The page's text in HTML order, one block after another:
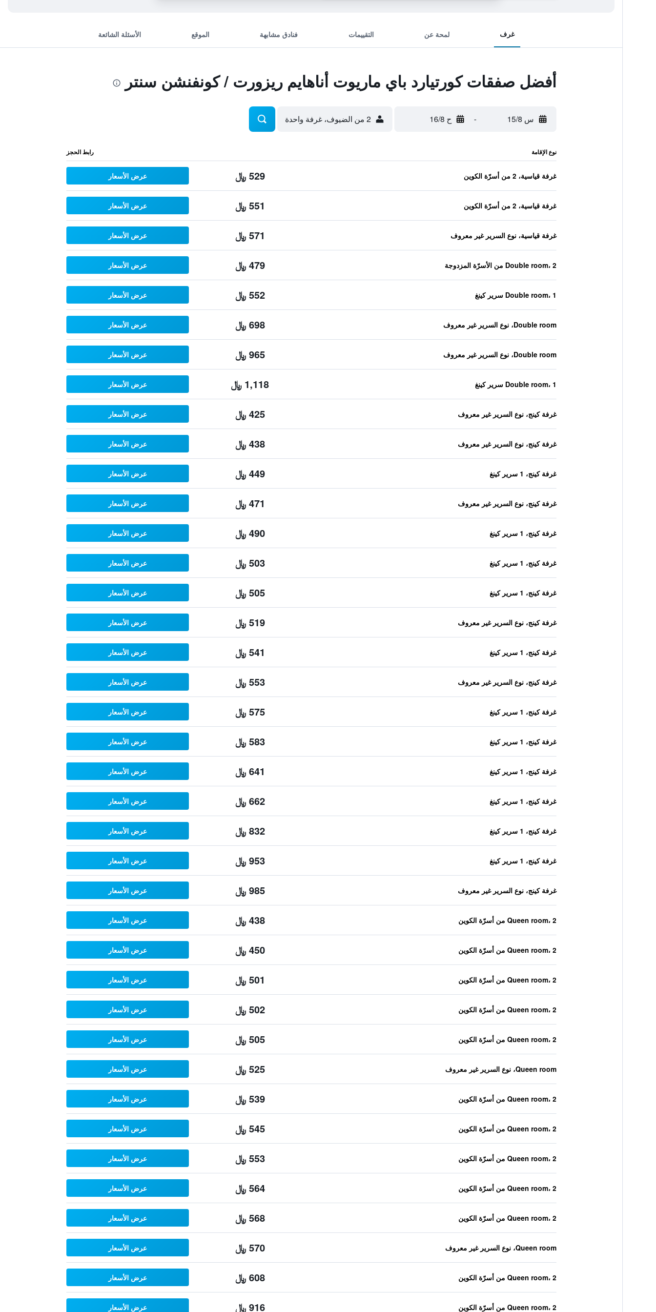
غرف لمحة عن التقييمات فنادق مشابهة الموقع الأسئلة الشائعة
أفضل صفقات كورتيارد باي ماريوت أناهايم ريزورت / كونفنشن سنتر
س 15/8 - ح 16/8 2 من الضيوف، غرفة واحدة
نوع الإقامة رابط الحجز
غرفة قياسية، 2 من أسرّة الكوين 529 ﷼ عرض الأسعار
غرفة قياسية، 2 من أسرّة الكوين 551 ﷼ عرض الأسعار
غرفة قياسية، نوع السرير غير معروف 571 ﷼ عرض الأسعار
Double room، 2 من الأسرّة المزدوجة 479 ﷼ عرض الأسعار
Double room، 1 سرير كينغ 552 ﷼ عرض الأسعار
Double room، نوع السرير غير معروف 698 ﷼ عرض الأسعار
Double room، نوع السرير غير معروف 965 ﷼ عرض الأسعار
Double room، 1 سرير كينغ 1,118 ﷼ عرض الأسعار
غرفة كينج، نوع السرير غير معروف 425 ﷼ عرض الأسعار
غرفة كينج، نوع السرير غير معروف 438 ﷼ عرض الأسعار
غرفة كينج، 1 سرير كينغ 449 ﷼ عرض الأسعار
غرفة كينج، نوع السرير غير معروف 471 ﷼ عرض الأسعار
غرفة كينج، 1 سرير كينغ 490 ﷼ عرض الأسعار
غرفة كينج، 1 سرير كينغ 503 ﷼ عرض الأسعار
غرفة كينج، 1 سرير كينغ 505 ﷼ عرض الأسعار
غرفة كينج، نوع السرير غير معروف 519 ﷼ عرض الأسعار
غرفة كينج، 1 سرير كينغ 541 ﷼ عرض الأسعار
غرفة كينج، نوع السرير غير معروف 553 ﷼ عرض الأسعار
غرفة كينج، 1 سرير كينغ 575 ﷼ عرض الأسعار
غرفة كينج، 1 سرير كينغ 583 ﷼ عرض الأسعار
غرفة كينج، 1 سرير كينغ 641 ﷼ عرض الأسعار
غرفة كينج، 1 سرير كينغ 662 ﷼ عرض الأسعار
غرفة كينج، 1 سرير كينغ 832 ﷼ عرض الأسعار
غرفة كينج، 1 سرير كينغ 953 ﷼ عرض الأسعار
غرفة كينج، نوع السرير غير معروف 985 ﷼ عرض الأسعار
Queen room، 2 من أسرّة الكوين 438 ﷼ عرض الأسعار
Queen room، 2 من أسرّة الكوين 450 ﷼ عرض الأسعار
Queen room، 2 من أسرّة الكوين 501 ﷼ عرض الأسعار
Queen room، 2 من أسرّة الكوين 502 ﷼ عرض الأسعار
Queen room، 2 من أسرّة الكوين 505 ﷼ عرض الأسعار
Queen room، نوع السرير غير معروف 525 ﷼ عرض الأسعار
Queen room، 2 من أسرّة الكوين 539 ﷼ عرض الأسعار
Queen room، 2 من أسرّة الكوين 545 ﷼ عرض الأسعار
Queen room، 2 من أسرّة الكوين 553 ﷼ عرض الأسعار
Queen room، 2 من أسرّة الكوين 564 ﷼ عرض الأسعار
Queen room، 2 من أسرّة الكوين 568 ﷼ عرض الأسعار
Queen room، نوع السرير غير معروف 570 ﷼ عرض الأسعار
Queen room، 2 من أسرّة الكوين 608 ﷼ عرض الأسعار
Queen room، 2 من أسرّة الكوين 916 ﷼ عرض الأسعار